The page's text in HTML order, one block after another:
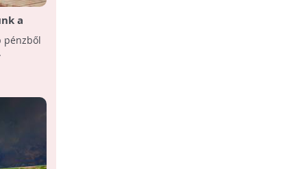
a
pénzből